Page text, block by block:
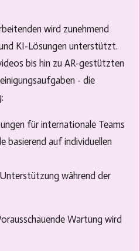
wird zunehmend
KI-Lösungen unterstützt.
bis hin zu AR-gestützten
- die
für internationale Teams
basierend auf individuellen
während der
Wartung wird